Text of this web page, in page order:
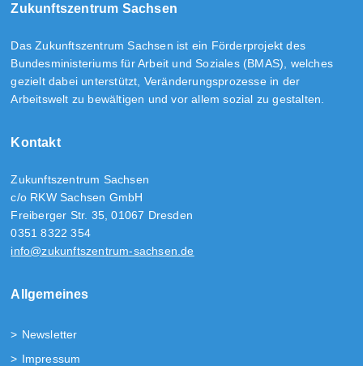
Zukunftszentrum Sachsen
Das Zukunftszentrum Sachsen ist ein Förderprojekt des
Bundesministeriums für Arbeit und Soziales (BMAS), welches
gezielt dabei unterstützt, Veränderungsprozesse in der
Arbeitswelt zu bewältigen und vor allem sozial zu gestalten.
Kontakt
Zukunftszentrum Sachsen
c/o RKW Sachsen GmbH
Freiberger Str. 35, 01067 Dresden
0351 8322 354
info@zukunftszentrum-sachsen.de
Allgemeines
Newsletter
Impressum